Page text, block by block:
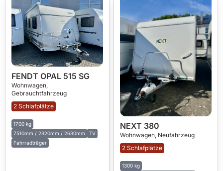
FENDT OPAL 515 SG
Wohnwagen,
Gebrauchtfahrzeug
2 Schlafplätze
1700 kg
7510mm / 2320mm / 2630mm
TV
Fahrradträger
NEXT 380
Wohnwagen, Neufahrzeug
2 Schlafplätze
1300 kg